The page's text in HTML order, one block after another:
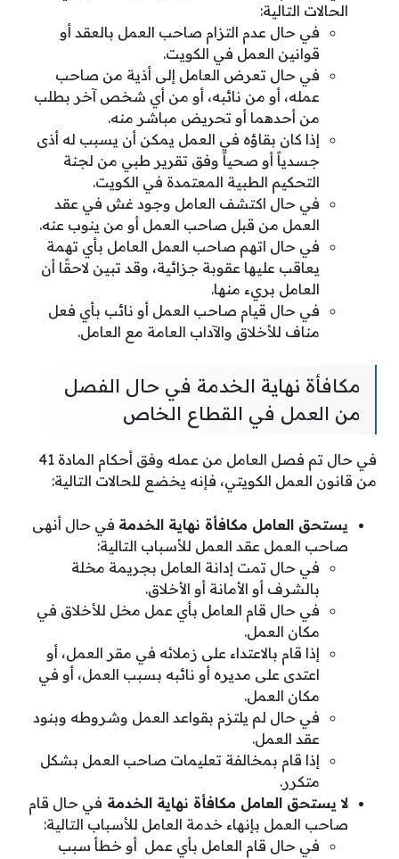
الحالات التالية:
في حال عدم التزام صاحب العمل بالعقد أو
قوانين العمل في الكويت.
في حال تعرض العامل إلى أذية من صاحب
عمله، أو من نائبه، أو من أي شخص آخر بطلب
من أحدهما أو تحريض مباشر منه.
إذا كان بقاؤه في العمل يمكن أن يسبب له أذى
جسدياً أو صحياً وفق تقرير طبي من لجنة
التحكيم الطبية المعتمدة في الكويت.
في حال اكتشف العامل وجود غش في عقد
العمل من قبل صاحب العمل أو من ينوب عنه.
في حال اتهم صاحب العمل العامل بأي تهمة
يعاقب عليها عقوبة جزائية، وقد تبين لاحقًا أن
العامل بريء منها.
في حال قيام صاحب العمل أو نائب بأي فعل
مناف للأخلاق والآداب العامة مع العامل.
مكافأة نهاية الخدمة في حال الفصل
من العمل في القطاع الخاص
في حال تم فصل العامل من عمله وفق أحكام المادة 41
من قانون العمل الكويتي، فإنه يخضع للحالات التالية:
يستحق العامل مكافأة نهاية الخدمة في حال أنهى
صاحب العمل عقد العمل للأسباب التالية:
في حال تمت إدانة العامل بجريمة مخلة
بالشرف أو الأمانة أو الأخلاق.
في حال قام العامل بأي عمل مخل للأخلاق في
مكان العمل.
إذا قام بالاعتداء على زملائه في مقر العمل، أو
اعتدى على مديره أو نائبه بسبب العمل، أو في
مكان العمل.
في حال لم يلتزم بقواعد العمل وشروطه وبنود
عقد العمل.
إذا قام بمخالفة تعليمات صاحب العمل بشكل
متكرر.
لا يستحق العامل مكافأة نهاية الخدمة في حال قام
صاحب العمل بإنهاء خدمة العامل للأسباب التالية:
في حال قام العامل بأي عمل أو خطأ سبب